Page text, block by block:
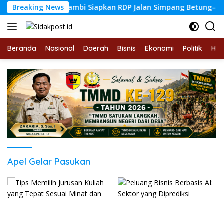
Langsung
ke
konten
Breaking News
DPRD Jambi Siapkan RDP Jalan Simpang Betung–Pintas
Beranda Nasional Daerah Bisnis Ekonomi Politik
Apel Gelar Pasukan